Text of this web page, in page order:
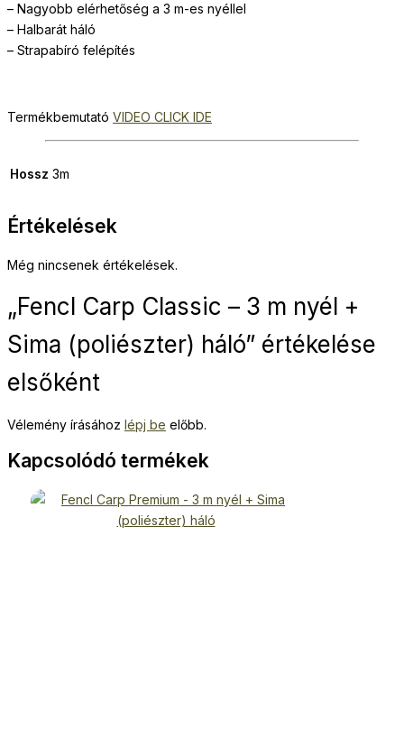
– Nagyobb elérhetőség a 3 m-es nyéllel
– Halbarát háló
– Strapabíró felépítés
Termékbemutató VIDEO CLICK IDE
Hossz 3m
Értékelések
Még nincsenek értékelések.
„Fencl Carp Classic – 3 m nyél +
Sima (poliészter) háló” értékelése
elsőként
Vélemény írásához lépj be előbb.
Kapcsolódó termékek